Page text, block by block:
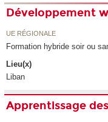
Développement
UE RÉGIONALE
Formation hybride soir ou
Lieu(x)
Liban
Apprentissage